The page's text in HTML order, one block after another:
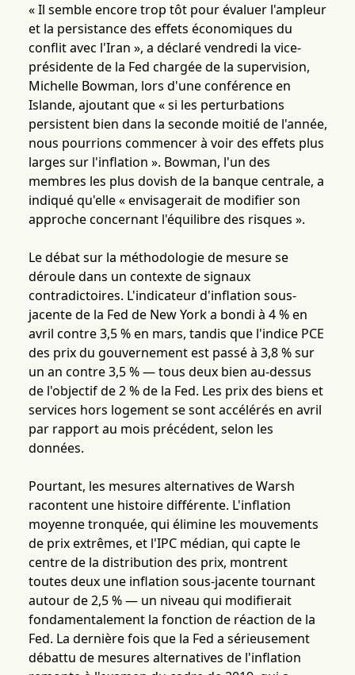
« Il semble encore trop tôt pour évaluer l'ampleur
et la persistance des effets économiques du
conflit avec l'Iran », a déclaré vendredi la vice-
présidente de la Fed chargée de la supervision,
Michelle Bowman, lors d'une conférence en
Islande, ajoutant que « si les perturbations
persistent bien dans la seconde moitié de l'année,
nous pourrions commencer à voir des effets plus
larges sur l'inflation ». Bowman, l'un des
membres les plus dovish de la banque centrale, a
indiqué qu'elle « envisagerait de modifier son
approche concernant l'équilibre des risques ».
Le débat sur la méthodologie de mesure se
déroule dans un contexte de signaux
contradictoires. L'indicateur d'inflation sous-
jacente de la Fed de New York a bondi à 4 % en
avril contre 3,5 % en mars, tandis que l'indice PCE
des prix du gouvernement est passé à 3,8 % sur
un an contre 3,5 % — tous deux bien au-dessus
de l'objectif de 2 % de la Fed. Les prix des biens et
services hors logement se sont accélérés en avril
par rapport au mois précédent, selon les
données.
Pourtant, les mesures alternatives de Warsh
racontent une histoire différente. L'inflation
moyenne tronquée, qui élimine les mouvements
de prix extrêmes, et l'IPC médian, qui capte le
centre de la distribution des prix, montrent
toutes deux une inflation sous-jacente tournant
autour de 2,5 % — un niveau qui modifierait
fondamentalement la fonction de réaction de la
Fed. La dernière fois que la Fed a sérieusement
débattu de mesures alternatives de l'inflation